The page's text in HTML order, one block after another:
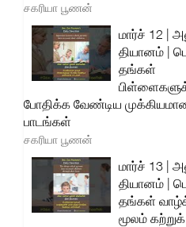
சகரியா பூணன்
மார்ச் 12 |
தியானம் |
தங்கள்
போதிக்க வேண்டிய
பாடங்கள்
சகரியா பூணன்
மார்ச் 13 |
தியானம் |
தங்கள்
மூலம்